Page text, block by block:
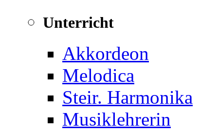
Unterricht
Akkordeon
Melodica
Steir. Harmonika
Musiklehrerin